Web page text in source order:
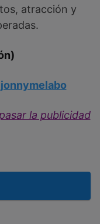
atracción y
jonnymelabo
la publicidad